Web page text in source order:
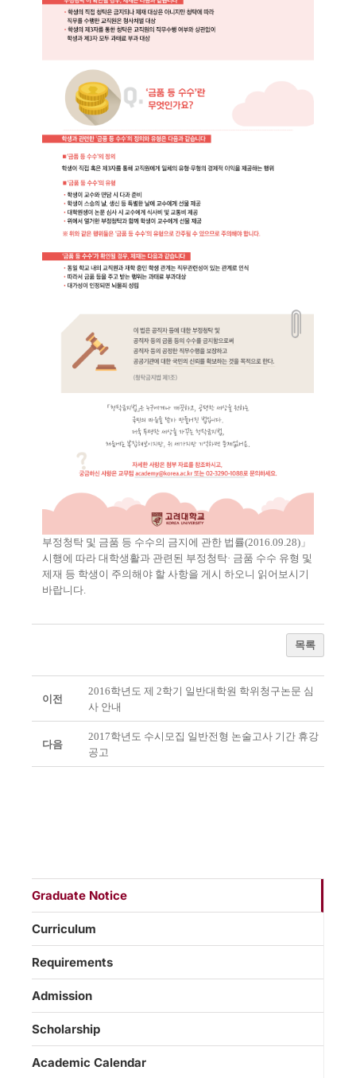
부정청탁 및 금품 등 수수의 금지에 관한 법률(2016.09.28)」
시행에 따라 대학생활과 관련된 부정청탁· 금품 수수 유형 및
제재 등 학생이 주의해야 할 사항을 게시 하오니 읽어보시기
바랍니다.
목록
이전
2016학년도 제 2학기 일반대학원 학위청구논문 심
사 안내
다음
2017학년도 수시모집 일반전형 논술고사 기간 휴강
공고
Graduate Notice
Curriculum
Requirements
Admission
Scholarship
Academic Calendar